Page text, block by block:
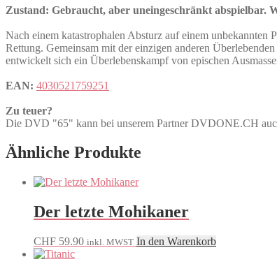
Zustand: Gebraucht, aber uneingeschränkt abspielbar.
Nach einem katastrophalen Absturz auf einem
Rettung. Gemeinsam mit der einzigen anderen
entwickelt sich ein Überlebenskampf von epischen
EAN: 4030521759251
Zu teuer?
Die DVD "65" kann bei unserem Partner DVDONE.CH
Ähnliche Produkte
Der letzte Mohikaner
CHF 59.90 inkl. MWST In den Warenkorb